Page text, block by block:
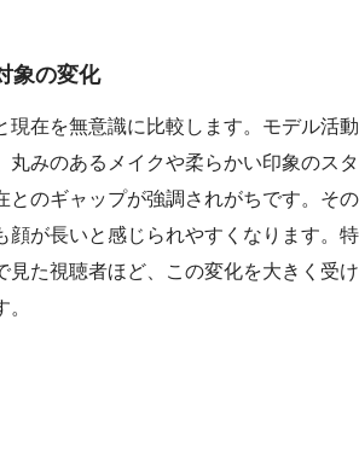
象の変化
現在を無意識に比較します。モデル活動
丸みのあるメイクや柔らかい印象のスタ
とのギャップが強調されがちです。その
顔が長いと感じられやすくなります。特
見た視聴者ほど、この変化を大きく受け